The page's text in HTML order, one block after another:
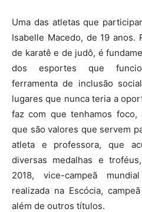
Uma das atletas que
Isabelle Macedo, de 19 anos.
de karatê e de judô, é
dos esportes que
ferramenta de inclusão
lugares que nunca teria a
faz com que tenhamos foco,
que são valores que servem
atleta e professora, que
diversas medalhas e
2018, vice-campeã
realizada na Escócia,
além de outros títulos.